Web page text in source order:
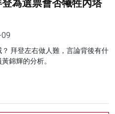
為選票會否犧牲內塔
拜登左右做人難，言論背後有什
錦輝的分析。